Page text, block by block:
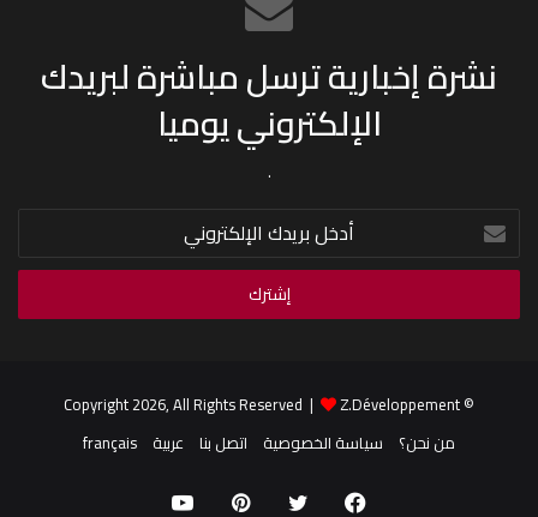
نشرة إخبارية ترسل مباشرة لبريدك
الإلكتروني يوميا
.
أدخل
بريدك
الإلكتروني
© Copyright 2026, All Rights Reserved |
Z.Développement
من نحن؟
سياسة الخصوصية اتصل بنا عربية français
فيسبوكتويتر بينتيريستيوتيوب